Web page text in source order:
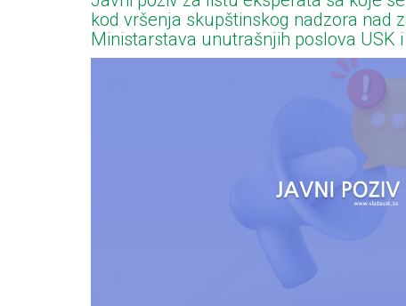
kod vršenja skupštinskog nadzora nad
Ministarstava unutrašnjih poslova USK